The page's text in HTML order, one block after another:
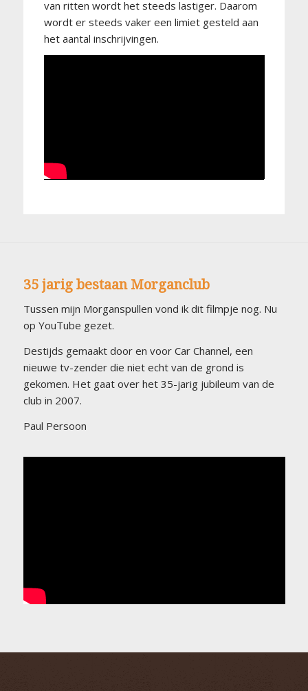
van ritten wordt het steeds lastiger. Daarom
wordt er steeds vaker een limiet gesteld aan
het aantal inschrijvingen.
35 jarig bestaan Morganclub
Tussen mijn Morganspullen vond ik dit filmpje nog. Nu
op YouTube gezet.
Destijds gemaakt door en voor Car Channel, een
nieuwe tv-zender die niet echt van de grond is
gekomen. Het gaat over het 35-jarig jubileum van de
club in 2007.
Paul Persoon